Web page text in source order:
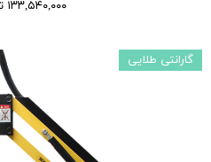
۱۳۳,۵۴۰,۰۰۰ تومان
گارانتی طلایی